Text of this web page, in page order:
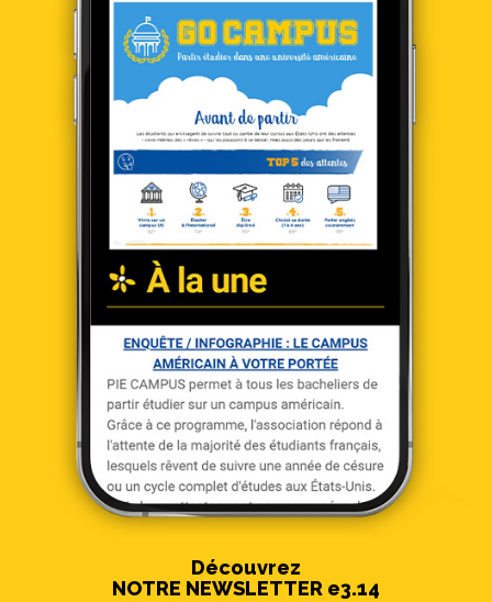
Découvrez
NOTRE NEWSLETTER e3.14